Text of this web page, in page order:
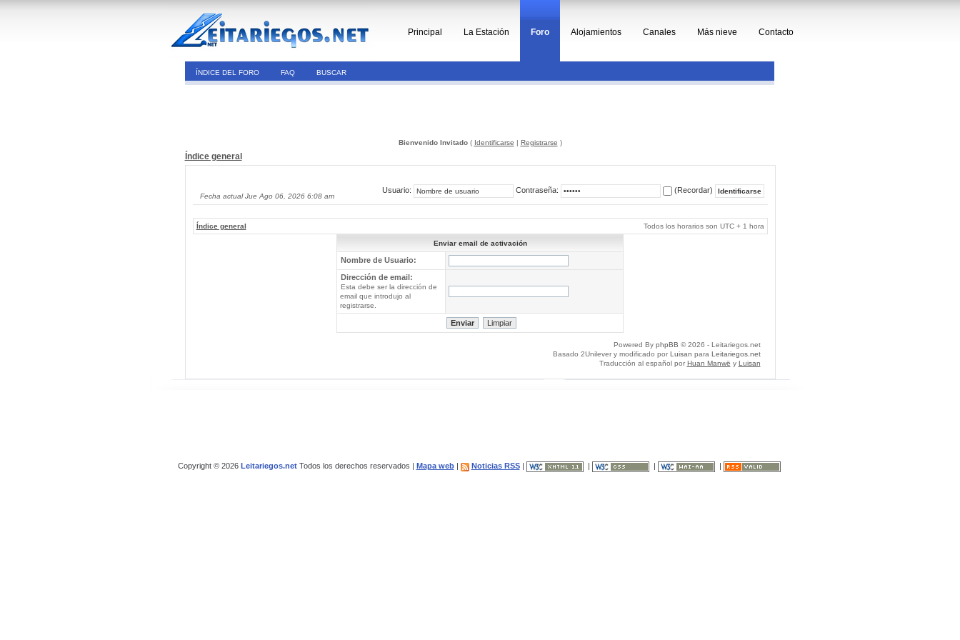
Principal La Estación Foro Alojamientos Canales Más nieve Contacto
ÍNDICE DEL FORO FAQ BUSCAR
Bienvenido Invitado( Identificarse | Registrarse )
Índice general
Fecha actual Jue Ago 06, 2026 6:08 am
Usuario: Contraseña: (Recordar)
Índice general Todos los horarios son UTC + 1 hora
Enviar email de activación
Nombre de Usuario:
Dirección de email:
Esta debe ser la dirección de
email que introdujo al
registrarse.
Powered By phpBB © 2026 - Leitariegos.net
Basado 2Unilever y modificado por Luisan para Leitariegos.net
Traducción al español por Huan Manwë y Luisan
Copyright © 2026 Leitariegos.netTodos los derechos reservados | Mapa web| Noticias RSS|